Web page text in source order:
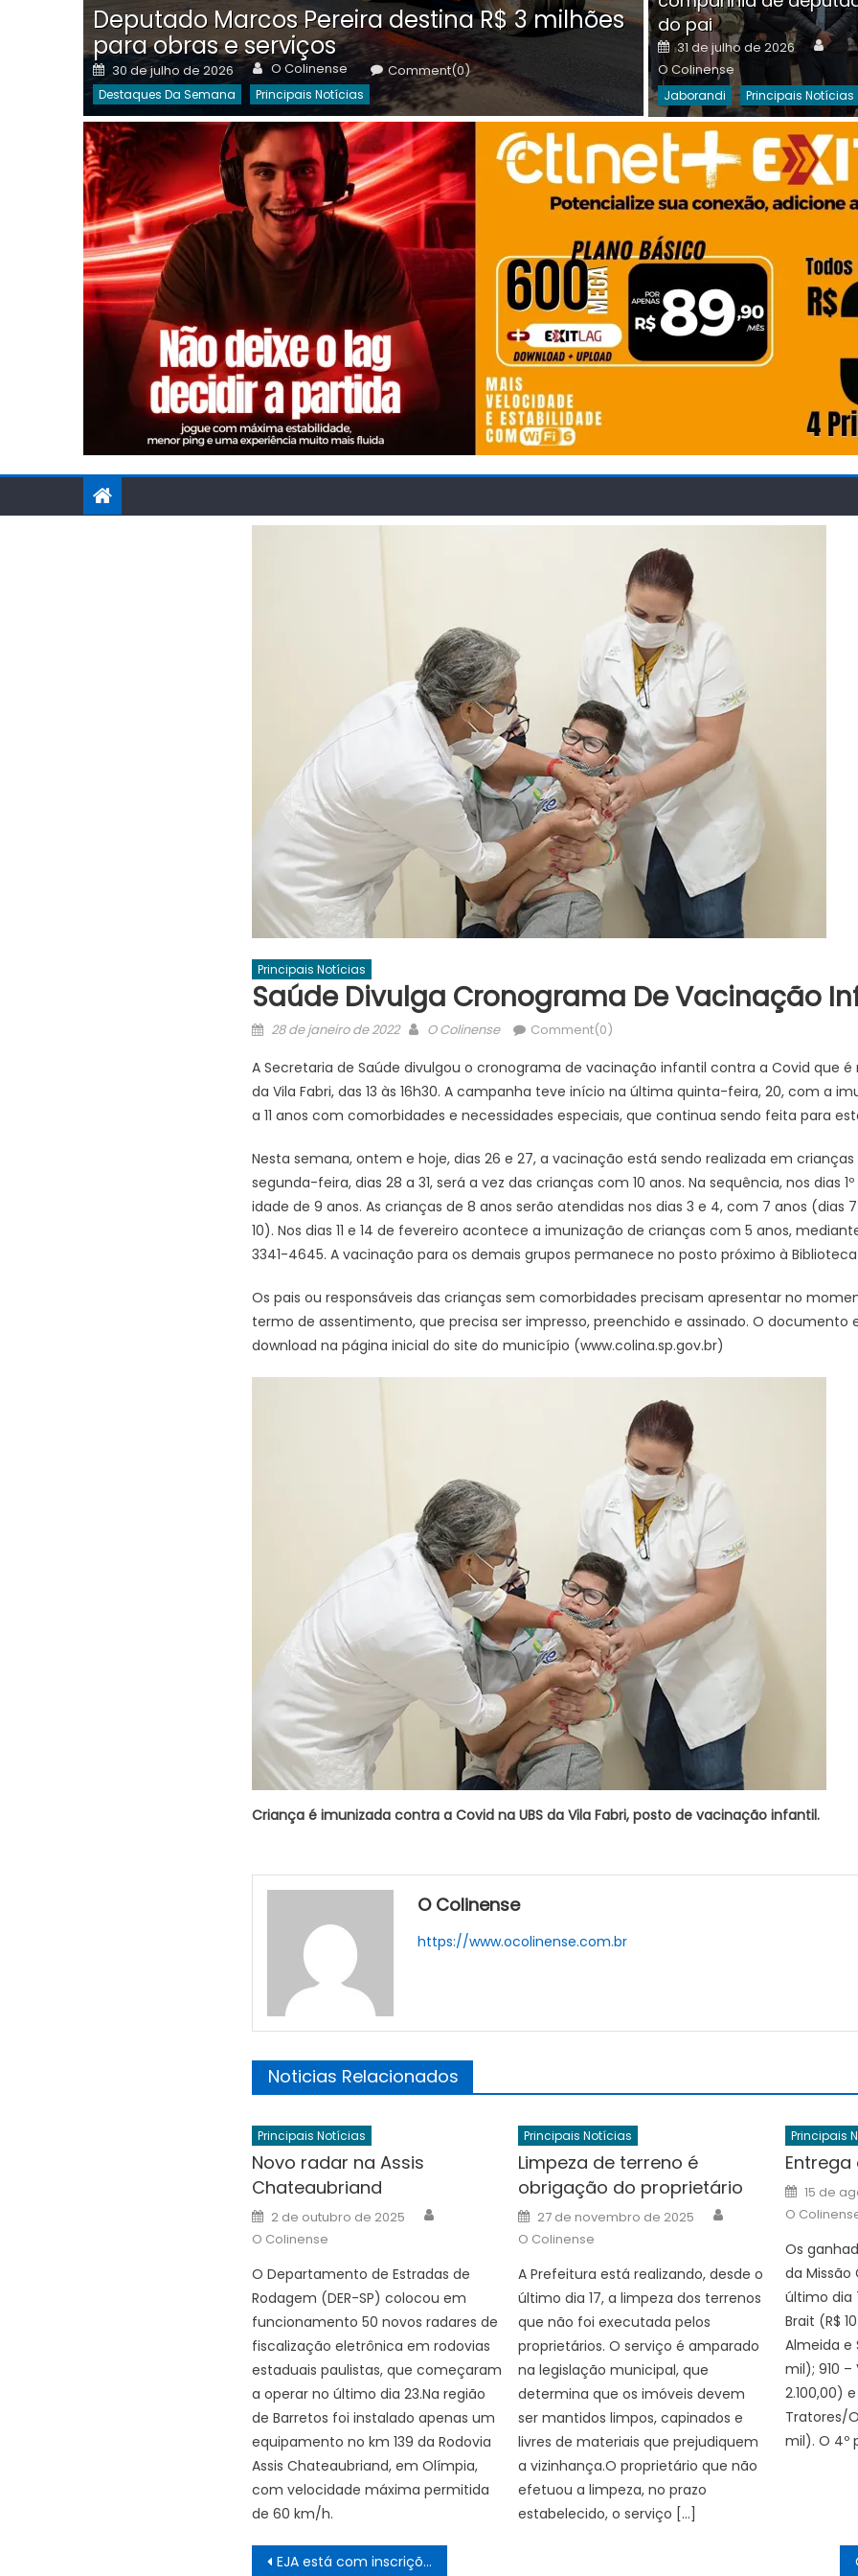
Deputado Marcos Pereira destina R$ 3 milhões
para obras e serviços
Posted
on
30 de julho de 2026 Author
O Colinense Comment(0)
Destaques Da Semana Principais Notícias
on
30 de julho de 2026 O
Destaques Da Semana
do pai
Posted
on
31 de julho de 2026
O Colinense
Jaborandi Principais Notícias
Principais Notícias
Saúde Divulga Cronograma De Vacinação
Posted
28 de janeiro de 2022 Author
O Colinense Comment(0)
A Secretaria de Saúde divulgou o cronograma de vacinação infantil contra a Covid que é
da Vila Fabri, das 13 às 16h30. A campanha teve início na última quinta-feira, 20, com a
a 11 anos com comorbidades e necessidades especiais, que continua sendo feita para
Nesta semana, ontem e hoje, dias 26 e 27, a vacinação está sendo realizada em crianças
segunda-feira, dias 28 a 31, será a vez das crianças com 10 anos. Na sequência, nos dias
idade de 9 anos. As crianças de 8 anos serão atendidas nos dias 3 e 4, com 7 anos (dias
10). Nos dias 11 e 14 de fevereiro acontece a imunização de crianças com 5 anos,
3341-4645. A vacinação para os demais grupos permanece no posto próximo à
Os pais ou responsáveis das crianças sem comorbidades precisam apresentar no
termo de assentimento, que precisa ser impresso, preenchido e assinado. O documento
download na página inicial do site do município (www.colina.sp.gov.br)
Criança é imunizada contra a Covid na UBS da Vila Fabri, posto de vacinação infantil.
O Colinense
https://www.ocolinense.com.br
Noticias Relacionados
Principais Notícias
Novo radar na Assis
Chateaubriand
Posted
on
2 de outubro de 2025
O Colinense
O Departamento de Estradas de
Rodagem (DER-SP) colocou em
funcionamento 50 novos radares de
fiscalização eletrônica em rodovias
estaduais paulistas, que começaram
a operar no último dia 23.Na região
de Barretos foi instalado apenas um
equipamento no km 139 da Rodovia
Assis Chateaubriand, em Olímpia,
com velocidade máxima permitida
de 60 km/h.
Principais Notícias
Limpeza de terreno é
obrigação do proprietário
Posted
on
27 de novembro de 2025
O Colinense
A Prefeitura está realizando, desde o
último dia 17, a limpeza dos terrenos
que não foi executada pelos
proprietários. O serviço é amparado
na legislação municipal, que
determina que os imóveis devem
ser mantidos limpos, capinados e
livres de materiais que prejudiquem
a vizinhança.O proprietário que não
efetuou a limpeza, no prazo
estabelecido, o serviço […]
Principais
Posted
on
15 de
O
Os
da Missão
último dia
Brait (R$
Almeida e
mil); 910 –
2.100,00)
Tratores/
mil). O 4º
Navegação
EJA está com inscrições abertas